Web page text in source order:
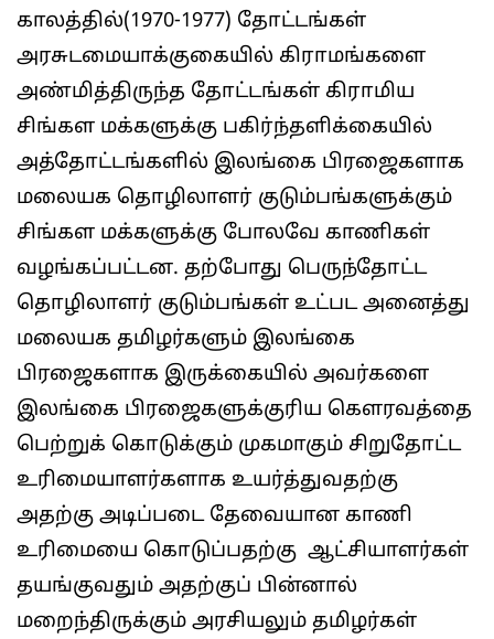
காலத்தில்(1970-1977) தோட்டங்கள்
அரசுடமையாக்குகையில் கிராமங்களை
அண்மித்திருந்த தோட்டங்கள் கிராமிய
சிங்கள மக்களுக்கு பகிர்ந்தளிக்கையில்
அத்தோட்டங்களில் இலங்கை பிரஜைகளாக
மலையக தொழிலாளர் குடும்பங்களுக்கும்
சிங்கள மக்களுக்கு போலவே காணிகள்
வழங்கப்பட்டன. தற்போது பெருந்தோட்ட
தொழிலாளர் குடும்பங்கள் உட்பட அனைத்து
மலையக தமிழர்களும் இலங்கை
பிரஜைகளாக இருக்கையில் அவர்களை
இலங்கை பிரஜைகளுக்குரிய கௌரவத்தை
பெற்றுக் கொடுக்கும் முகமாகும் சிறுதோட்ட
உரிமையாளர்களாக உயர்த்துவதற்கு
அதற்கு அடிப்படை தேவையான காணி
உரிமையை கொடுப்பதற்கு ஆட்சியாளர்கள்
தயங்குவதும் அதற்குப் பின்னால்
மறைந்திருக்கும் அரசியலும் தமிழர்கள்